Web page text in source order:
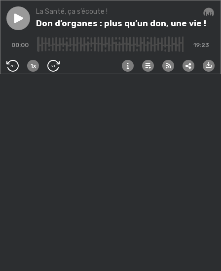
Play episodeDon d’organes : plus qu’un don, une vie !
La Santé, ça s’écoute !
Don d’organes : plus qu’un don, une vie !
00:00 19:23
30 1x 30